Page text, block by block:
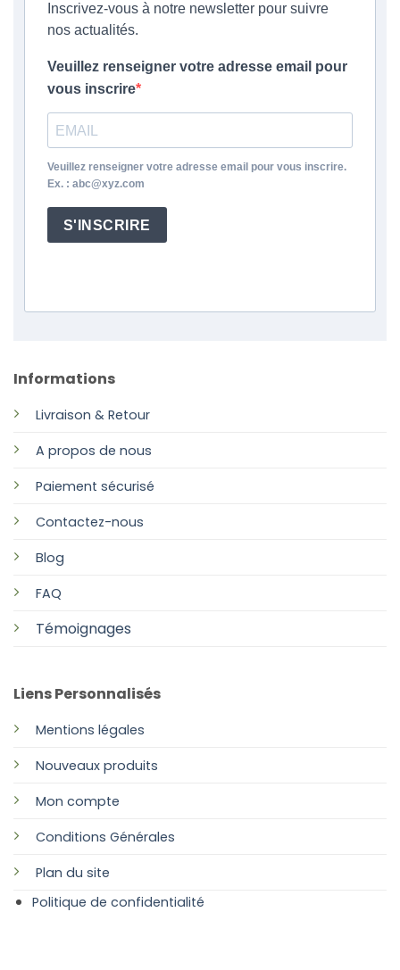
Informations
Livraison & Retour
A propos de nous
Paiement sécurisé
Contactez-nous
Blog
FAQ
Témoignages
Liens Personnalisés
Mentions légales
Nouveaux produits
Mon compte
Conditions Générales
Plan du site
Politique de confidentialité
Inscrivez-vous à notre newsletter pour suivre
nos actualités.
Veuillez renseigner votre adresse email pour
vous inscrire
Veuillez renseigner votre adresse email pour vous inscrire.
Ex. : abc@xyz.com
S'INSCRIRE